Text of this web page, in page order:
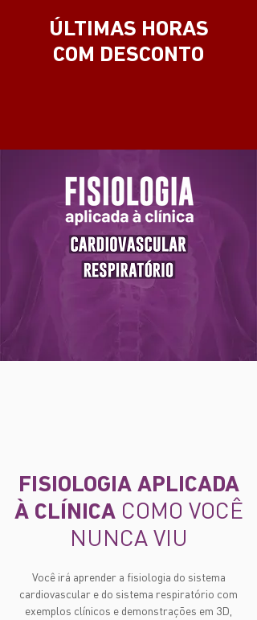
ÚLTIMAS HORAS
COM DESCONTO
FISIOLOGIA APLICADA
À CLÍNICA COMO VOCÊ
NUNCA VIU
Você irá aprender a fisiologia do sistema
cardiovascular e do sistema respiratório com
exemplos clínicos e demonstrações em 3D,